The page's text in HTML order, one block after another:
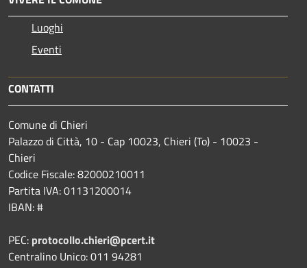
Luoghi
Eventi
CONTATTI
Comune di Chieri
Palazzo di Città, 10 - Cap 10023, Chieri (To) - 10023 -
Chieri
Codice Fiscale: 82000210011
Partita IVA: 01131200014
IBAN: #
PEC: protocollo.chieri@pcert.it
Centralino Unico: 011 94281